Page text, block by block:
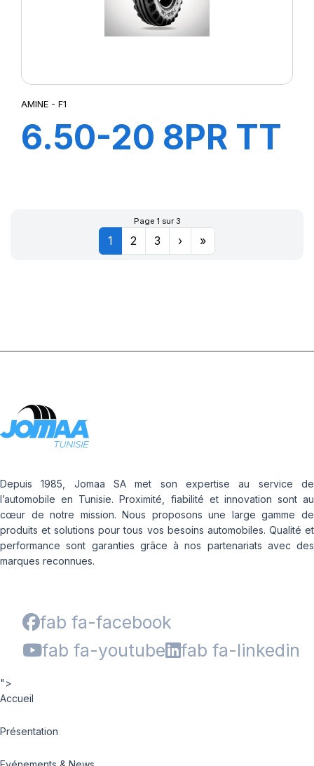
AMINE - F1
6.50-20 8PR TT
Page 1 sur 3
1 2 3 › »
Depuis 1985, Jomaa SA met son expertise au service de
l’automobile en Tunisie. Proximité, fiabilité et innovation sont au
cœur de notre mission. Nous proposons une large gamme de
produits et solutions pour tous vos besoins automobiles. Qualité et
performance sont garanties grâce à nos partenariats avec des
marques reconnues.
fab fa-facebook
fab fa-youtube
fab fa-linkedin
">
Accueil
Présentation